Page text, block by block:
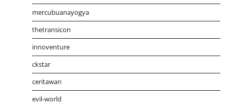
mercubuanayogya
thetransicon
innoventure
ckstar
ceritawan
evil-world